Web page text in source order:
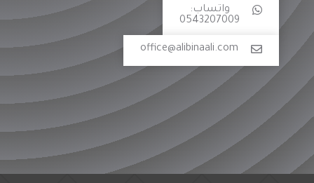
واتساب:
0543207009
office@alibinaali.com